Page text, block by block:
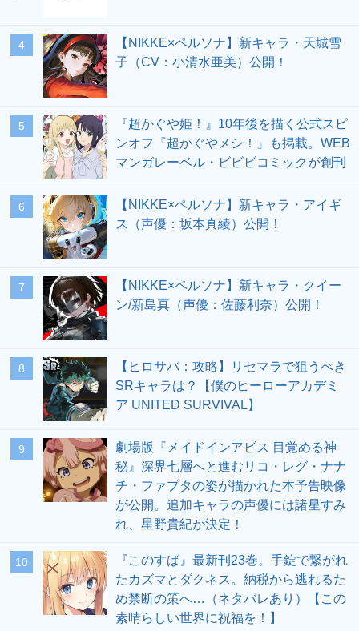
4
【NIKKE×ペルソナ】新キャラ・天城雪
子（CV：小清水亜美）公開！
5
『超かぐや姫！』10年後を描く公式スピ
ンオフ『超かぐやメシ！』も掲載。WEB
マンガレーベル・ビビビコミックが創刊
6
【NIKKE×ペルソナ】新キャラ・アイギ
ス（声優：坂本真綾）公開！
7
【NIKKE×ペルソナ】新キャラ・クイー
ン/新島真（声優：佐藤利奈）公開！
8
【ヒロサバ：攻略】リセマラで狙うべき
SRキャラは？【僕のヒーローアカデミ
ア UNITED SURVIVAL】
9
劇場版『メイドインアビス 目覚める神
秘』深界七層へと進むリコ・レグ・ナナ
チ・ファプタの姿が描かれた本予告映像
が公開。追加キャラの声優には諸星すみ
れ、星野貴紀が決定！
10
『このすば』最新刊23巻。手錠で繋がれ
たカズマとダクネス。納税から逃れるた
め禁断の策へ…（ネタバレあり）【この
素晴らしい世界に祝福を！】